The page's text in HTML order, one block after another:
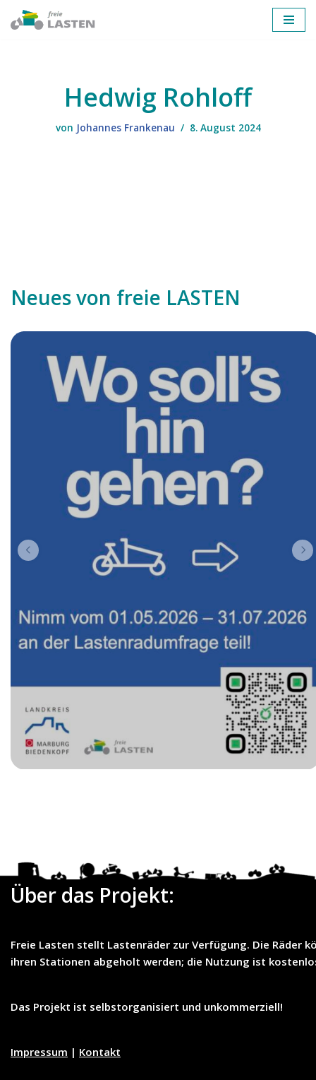
Hedwig Rohloff
von Johannes Frankenau 8. August 2024
Neues von freie LASTEN
Über das Projekt:
Freie Lasten stellt Lastenräder zur Verfügung. Die Räder
ihren Stationen abgeholt werden; die Nutzung ist
Das Projekt ist selbstorganisiert und unkommerziell!
Impressum | Kontakt